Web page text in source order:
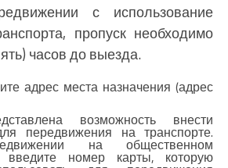
с использование
пропуск необходимо
часов до выезда.
адрес места назначения (адрес
возможность внести
передвижения на транспорте.
на общественном
введите номер карты, которую